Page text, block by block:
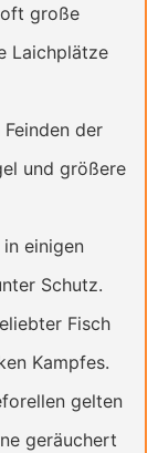
große
Laichplätze
der
und größere
einigen
Schutz.
Fisch
Kampfes.
gelten
geräuchert